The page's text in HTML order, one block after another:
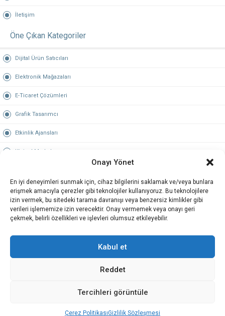
Onayı Yönet
En iyi deneyimleri sunmak için, cihaz bilgilerini saklamak ve/veya bunlara
erişmek amacıyla çerezler gibi teknolojiler kullanıyoruz. Bu teknolojilere
izin vermek, bu sitedeki tarama davranışı veya benzersiz kimlikler gibi
verileri işlememize izin verecektir. Onay vermemek veya onayı geri
çekmek, belirli özellikleri ve işlevleri olumsuz etkileyebilir.
Kabul et
Reddet
Tercihleri görüntüle
Çerez PolitikasıGizlilik Sözleşmesi
İletişim
Öne Çıkan Kategoriler
Dijital Ürün Satıcıları
Elektronik Mağazaları
E-Ticaret Çözümleri
Grafik Tasarımcı
Etkinlik Ajansları
Kişisel Markalar
Öne Çıkan Şehirler
İstanbul